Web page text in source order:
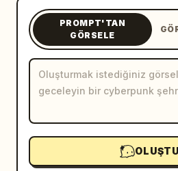
Blog
Güncellemeler
PROMPT'TAN
GÖRSELE